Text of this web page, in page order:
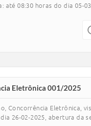
08:30 horas do dia 05-
Eletrônica 001/2025
Concorrência Eletrônica,
26-02-2025, abertura da